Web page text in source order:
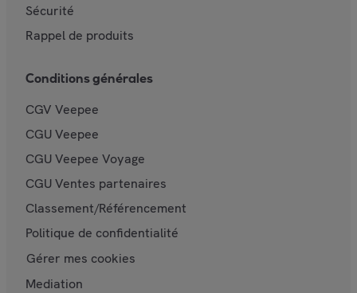
Sécurité
Rappel de produits
Conditions générales
CGV Veepee
CGU Veepee
CGU Veepee Voyage
CGU Ventes partenaires
Classement/Référencement
Politique de confidentialité
Gérer mes cookies
Mediation